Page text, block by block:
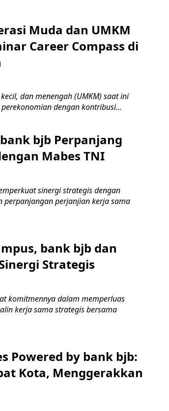
Muda dan UMKM
Career Compass di
dan menengah (UMKM) saat ini
dengan kontribusi...
bjb Perpanjang
Mabes TNI
sinergi strategis dengan
perpanjangan perjanjian kerja sama
bank bjb dan
Strategis
komitmennya dalam memperluas
kerja sama strategis bersama
Powered by bank bjb:
Kota, Menggerakkan